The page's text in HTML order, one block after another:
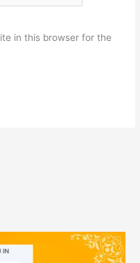
in this browser for the